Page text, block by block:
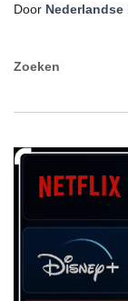
Door Nederlandse
Zoeken